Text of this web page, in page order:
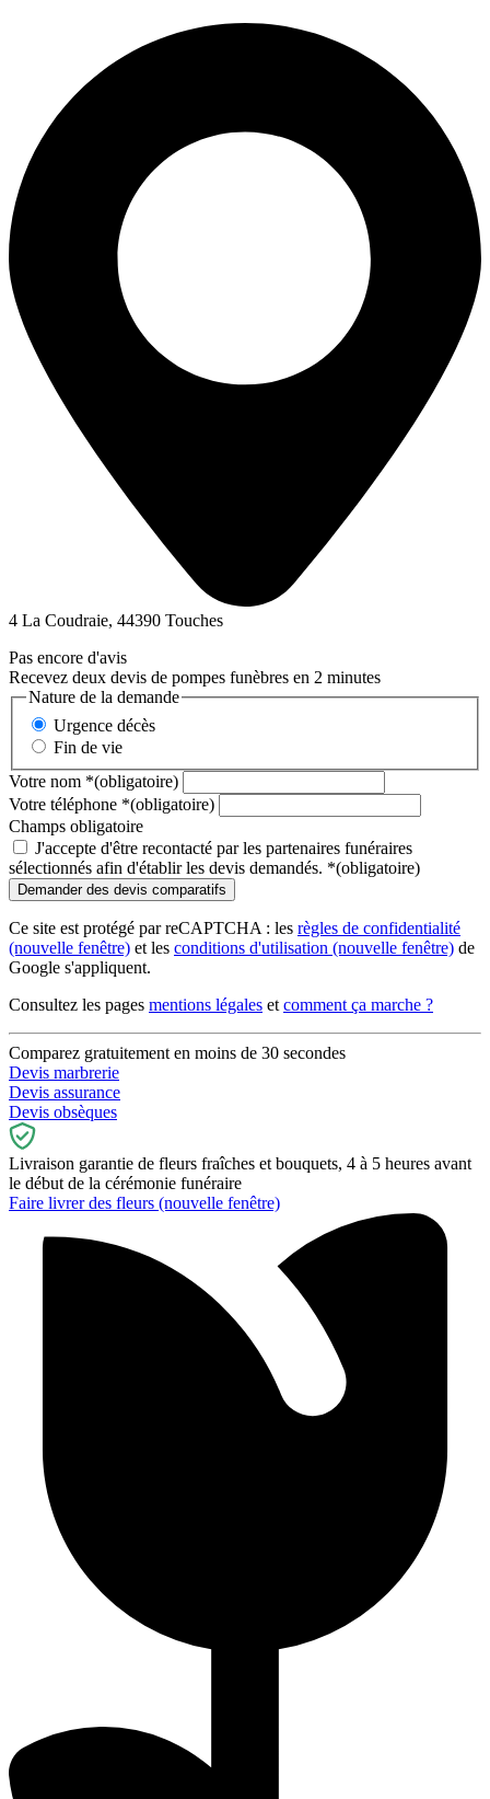
4 La Coudraie, 44390 Touches
Pas encore d'avis
Recevez deux devis de pompes funèbres en 2 minutes
Nature de la demande
Urgence décès
Fin de vie
Votre nom *(obligatoire)
Votre téléphone *(obligatoire)
Champs obligatoire
J'accepte d'être recontacté par les partenaires funéraires
sélectionnés afin d'établir les devis demandés. *(obligatoire)
Ce site est protégé par reCAPTCHA : les règles de confidentialité
(nouvelle fenêtre) et les conditions d'utilisation (nouvelle fenêtre) de
Google s'appliquent.
Consultez les pages mentions légales et comment ça marche ?
Comparez gratuitement en moins de 30 secondes
Devis marbrerie
Devis assurance
Devis obsèques
Livraison garantie de fleurs fraîches et bouquets, 4 à 5 heures avant
le début de la cérémonie funéraire
Faire livrer des fleurs (nouvelle fenêtre)